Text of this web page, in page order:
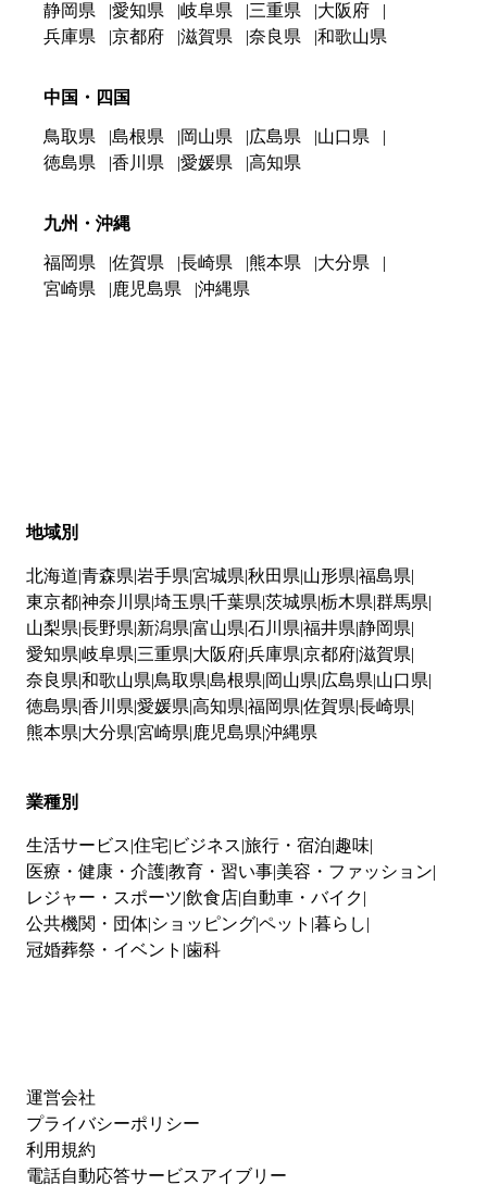
静岡県 愛知県 岐阜県 三重県
大阪府
兵庫県
京都府 滋賀県 奈良県 和歌山県
中国・四国
鳥取県 島根県 岡山県 広島県
山口県
徳島県
香川県 愛媛県 高知県
九州・沖縄
福岡県 佐賀県 長崎県 熊本県
大分県
宮崎県
鹿児島県 沖縄県
地域別
北海道 青森県 岩手県 宮城県 秋田県 山形県 福島県
東京都神奈川県 埼玉県 千葉県 茨城県 栃木県 群馬県
山梨県 長野県 新潟県 富山県 石川県 福井県 静岡県
愛知県 岐阜県 三重県 大阪府兵庫県 京都府滋賀県
奈良県 和歌山県 鳥取県 島根県 岡山県 広島県 山口県
徳島県 香川県 愛媛県 高知県 福岡県 佐賀県 長崎県
熊本県 大分県 宮崎県 鹿児島県 沖縄県
業種別
生活サービス 住宅 ビジネス 旅行・宿泊 趣味
医療・健康・介護教育・習い事 美容・ファッション
レジャー・スポーツ 飲食店 自動車・バイク
公共機関・団体 ショッピングペット 暮らし
冠婚葬祭・イベント 歯科
運営会社
プライバシーポリシー
利用規約
電話自動応答サービスアイブリー